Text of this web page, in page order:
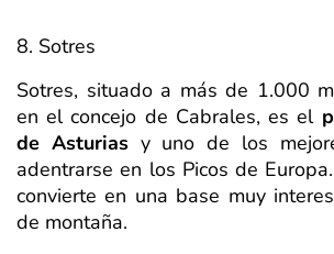
8. Sotres
Sotres, situado a más de 1.000
en el concejo de Cabrales, es el
de Asturias y uno de los
adentrarse en los Picos de
convierte en una base muy
de montaña.